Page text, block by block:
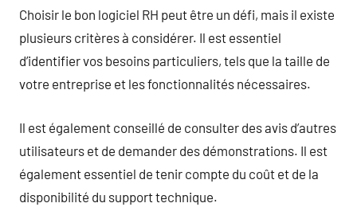
Choisir le bon logiciel RH peut être un défi, mais il existe
plusieurs critères à considérer. Il est essentiel
d’identifier vos besoins particuliers, tels que la taille de
votre entreprise et les fonctionnalités nécessaires.
Il est également conseillé de consulter des avis d’autres
utilisateurs et de demander des démonstrations. Il est
également essentiel de tenir compte du coût et de la
disponibilité du support technique.